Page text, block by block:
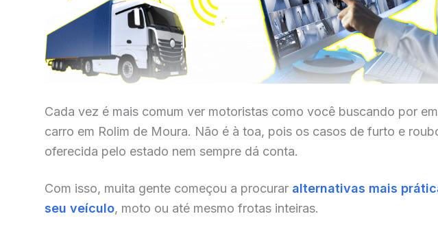
Cada vez é mais comum ver motoristas como você buscando por
carro em Rolim de Moura. Não é à toa, pois os casos de furto e
oferecida pelo estado nem sempre dá conta.
Com isso, muita gente começou a procurar alternativas mais
seu veículo, moto ou até mesmo frotas inteiras.